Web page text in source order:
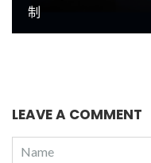
制
LEAVE A COMMENT